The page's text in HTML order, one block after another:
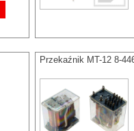
Przekaźnik MT-12 8-